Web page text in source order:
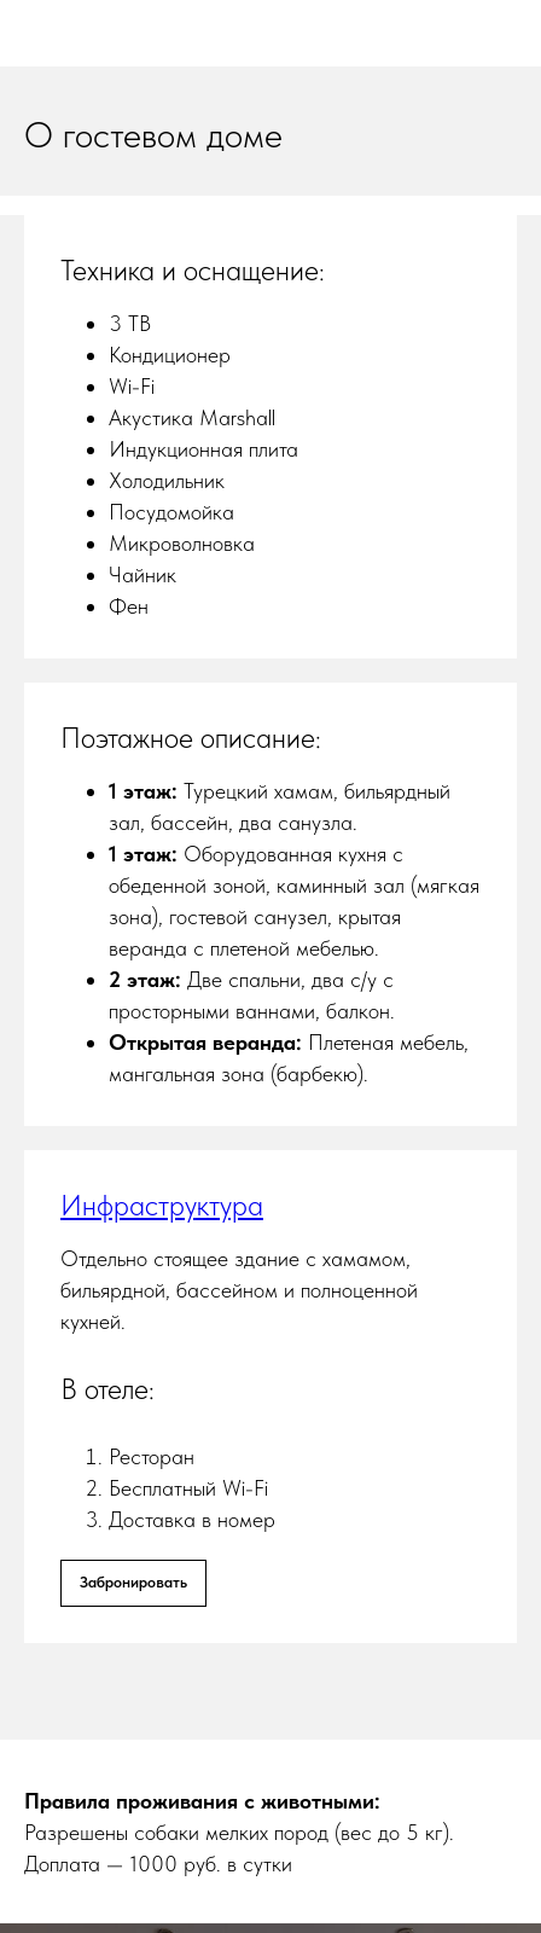
О гостевом доме
Техника и оснащение:
3 ТВ
Кондиционер
Wi-Fi
Акустика Marshall
Индукционная плита
Холодильник
Посудомойка
Микроволновка
Чайник
Фен
Поэтажное описание:
1 этаж: Турецкий хамам, бильярдный
зал, бассейн, два санузла.
1 этаж: Оборудованная кухня с
обеденной зоной, каминный зал (мягкая
зона), гостевой санузел, крытая
веранда с плетеной мебелью.
2 этаж: Две спальни, два с/у с
просторными ваннами, балкон.
Открытая веранда: Плетеная мебель,
мангальная зона (барбекю).
Инфраструктура
Отдельно стоящее здание с хамамом,
бильярдной, бассейном и полноценной
кухней.
В отеле:
Ресторан
Бесплатный Wi-Fi
Доставка в номер
Забронировать
Правила проживания с животными:
Разрешены собаки мелких пород (вес до 5 кг).
Доплата — 1000 руб. в сутки